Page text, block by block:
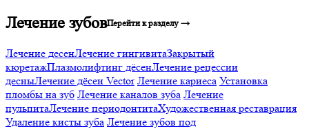
Лечение зубовПерейти к разделу →
Лечение десенЛечение гингивитаЗакрытый
кюретажПлазмолифтинг дёсенЛечение рецессии
десныЛечение дёсен Vector Лечение кариеса Установка
пломбы на зуб Лечение каналов зуба Лечение
пульпитаЛечение периодонтитаХудожественная реставрация
Удаление кисты зуба Лечение зубов под